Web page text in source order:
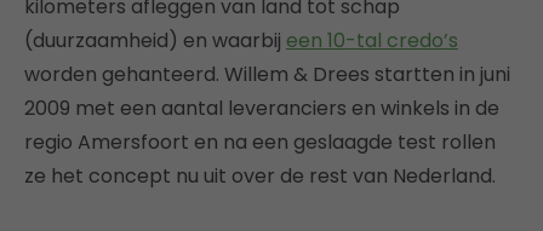
kilometers afleggen van land tot schap
(duurzaamheid) en waarbij een 10-tal credo’s
worden gehanteerd. Willem & Drees startten in juni
2009 met een aantal leveranciers en winkels in de
regio Amersfoort en na een geslaagde test rollen
ze het concept nu uit over de rest van Nederland.